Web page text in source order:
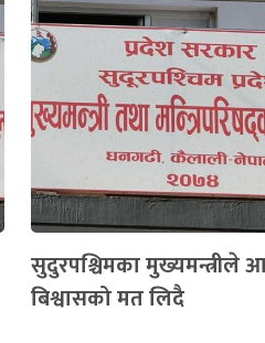
सुदुरपश्चिमका मुख्यमन्त्रीले
बिश्वासको मत लिदै